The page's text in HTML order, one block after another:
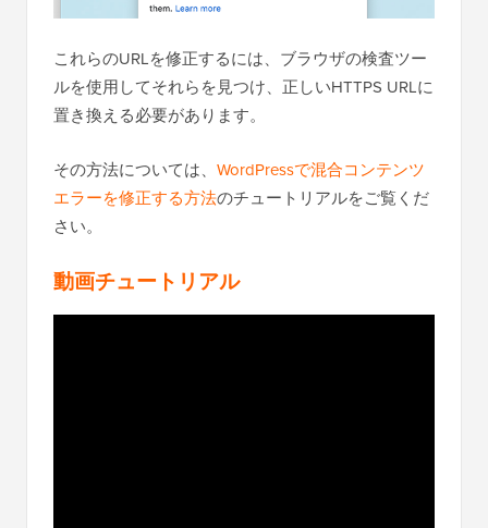
これらのURLを修正するには、ブラウザの検査ツー
ルを使用してそれらを見つけ、正しいHTTPS URLに
置き換える必要があります。
その方法については、 WordPressで混合コンテンツ
エラーを修正する方法のチュートリアルをご覧くだ
さい。
動画チュートリアル